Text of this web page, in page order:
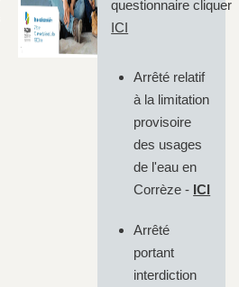
questionnaire cliquer
ICI
Arrêté relatif
à la limitation
provisoire
des usages
de l'eau en
Corrèze - ICI
Arrêté
portant
interdiction